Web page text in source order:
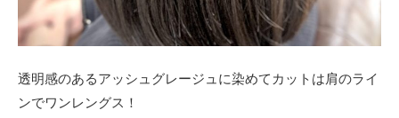
透明感のあるアッシュグレージュに染めてカットは肩のライ
ンでワンレングス！